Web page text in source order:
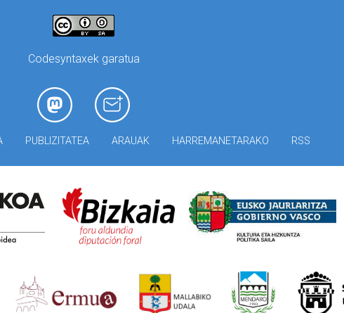
Codesyntaxek garatua
PUBLIZITATEA ARAUAK HARREMANETARAKO RSS